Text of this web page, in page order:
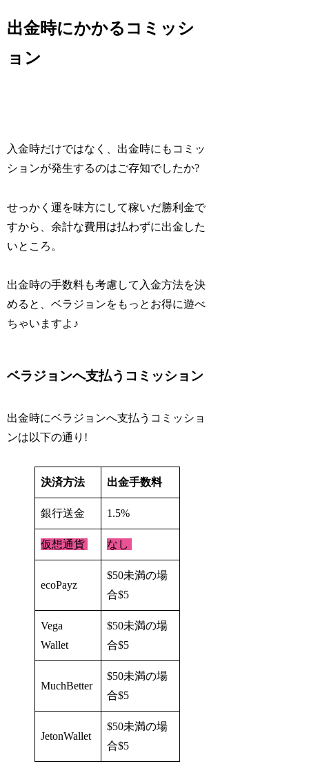
出金時にかかるコミッシ
ョン
入金時だけではなく、出金時にもコミッ
ションが発生するのはご存知でしたか?
せっかく運を味方にして稼いだ勝利金で
すから、余計な費用は払わずに出金した
いところ。
出金時の手数料も考慮して入金方法を決
めると、ベラジョンをもっとお得に遊べ
ちゃいますよ♪
ベラジョンへ支払うコミッション
出金時にベラジョンへ支払うコミッショ
ンは以下の通り!
決済方法 出金手数料
銀行送金 1.5%
仮想通貨 なし
ecoPayz
$50未満の場
合$5
Vega
Wallet
$50未満の場
合$5
MuchBetter
$50未満の場
合$5
JetonWallet
$50未満の場
合$5